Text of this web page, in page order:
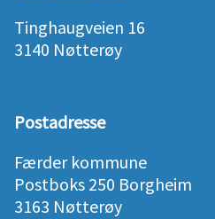
Tinghaugveien 16
3140 Nøtterøy
Postadresse
Færder kommune
Postboks 250 Borgheim
3163 Nøtterøy